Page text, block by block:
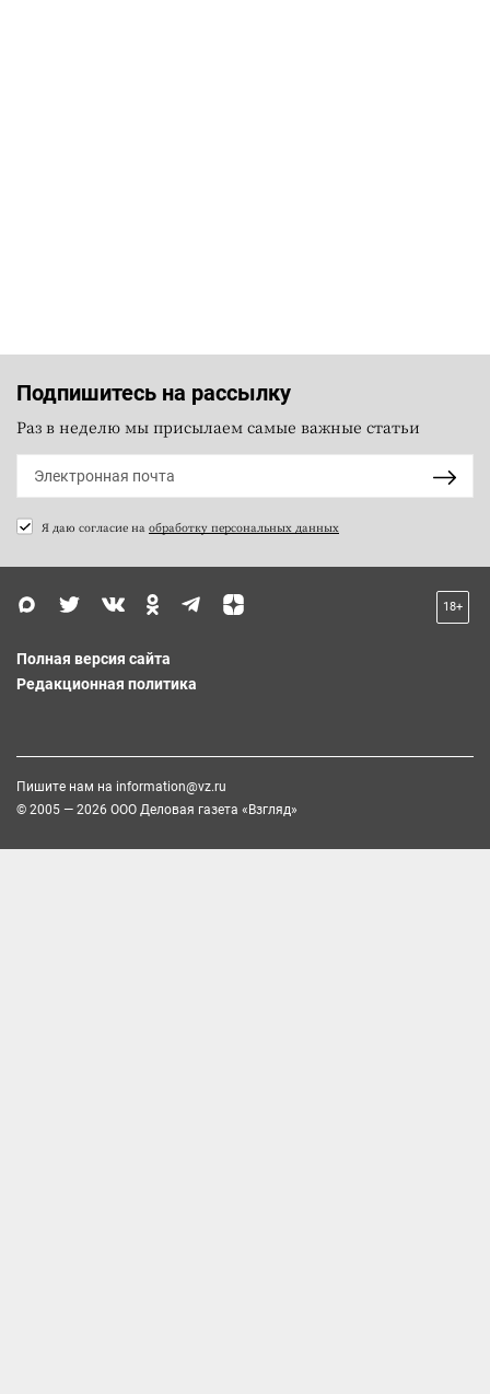
Подпишитесь на рассылку
Раз в неделю мы присылаем самые важные статьи
Я даю согласие на обработку персональных данных
18+
Полная версия сайта
Редакционная политика
Пишите нам на information@vz.ru
© 2005 — 2026 ООО Деловая газета «Взгляд»